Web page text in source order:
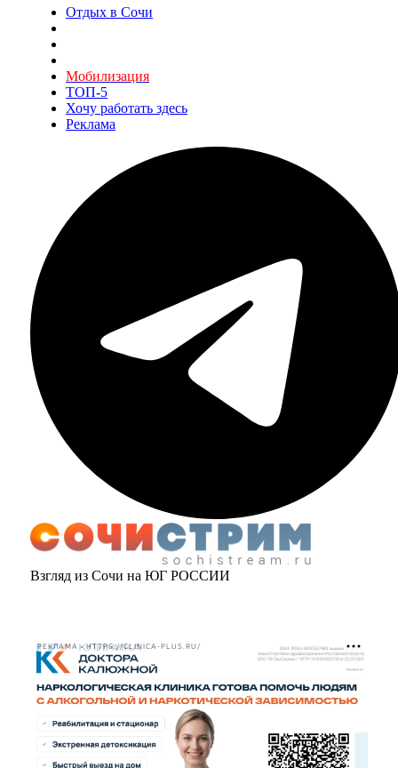
Отдых в Сочи
Мобилизация
ТОП-5
Хочу работать здесь
Реклама
Взгляд из Сочи на ЮГ РОССИИ
РЕКЛАМА • HTTPS://CLINICA-PLUS.RU/